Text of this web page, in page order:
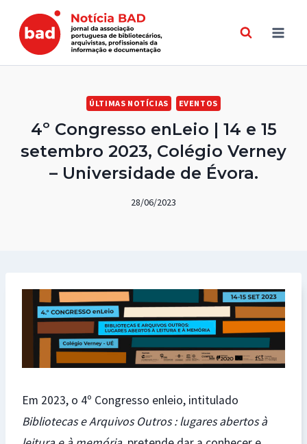
content
ÚLTIMAS NOTÍCIAS EVENTOS
4º Congresso enLeio | 14 e 15
setembro 2023, Colégio Verney
– Universidade de Évora.
28/06/2023
Em 2023, o 4º Congresso enleio, intitulado
Bibliotecas e Arquivos Outros : lugares abertos à